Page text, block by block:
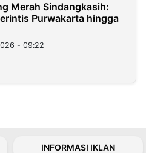
Merah Sindangkasih:
Purwakarta hingga
- 09:22
INFORMASI IKLAN